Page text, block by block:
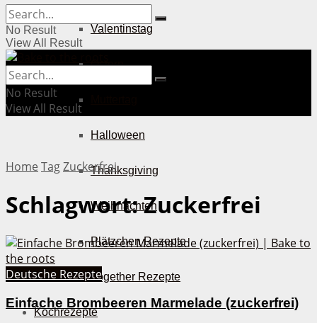
Valentinstag
Ostern
Halloween
Thanksgiving
Weihnachten
Plätzchen Rezepte
Bake Together Rezepte
Kochrezepte
No Result
View All Result
No Result
View All Result
Home TagZuckerfrei
Schlagwort:Zuckerfrei
Deutsche Rezepte
Einfache Brombeeren Marmelade (zuckerfrei)